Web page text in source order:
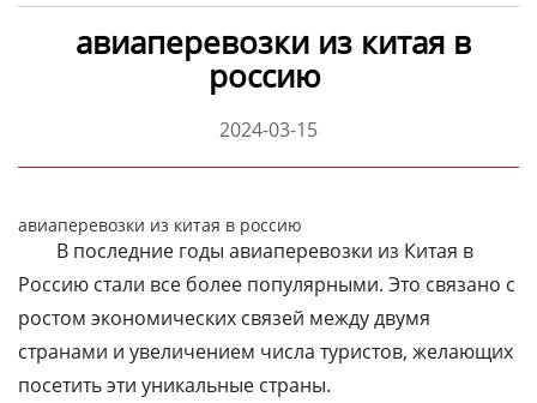
авиаперевозки из китая в
россию
2024-03-15
авиаперевозки из китая в россию
В последние годы авиаперевозки из Китая в
Россию стали все более популярными. Это связано с
ростом экономических связей между двумя
странами и увеличением числа туристов, желающих
посетить эти уникальные страны.